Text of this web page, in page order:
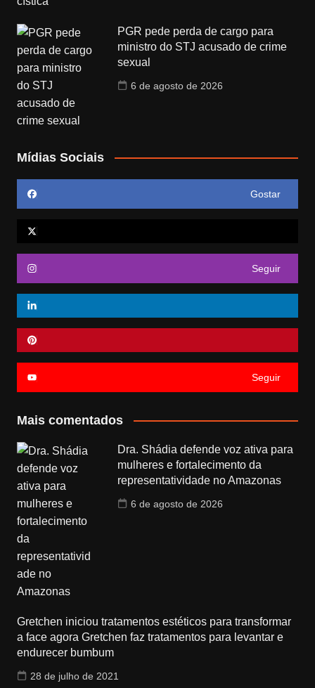
PGR pede perda de cargo para
ministro do STJ acusado de crime
sexual
6 de agosto de 2026
Mídias Sociais
Gostar
Seguir
Seguir
Mais comentados
Dra. Shádia defende voz ativa para
mulheres e fortalecimento da
representatividade no Amazonas
6 de agosto de 2026
Gretchen iniciou tratamentos estéticos para transformar
a face agora Gretchen faz tratamentos para levantar e
endurecer bumbum
28 de julho de 2021